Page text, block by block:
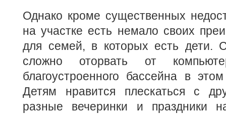
Однако кроме существенных
на участке есть немало своих
для семей, в которых есть дети.
сложно оторвать от
благоустроенного бассейна в
Детям нравится плескаться с
разные вечеринки и праздники